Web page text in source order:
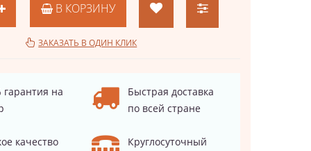
В КОРЗИНУ
ЗАКАЗАТЬ В ОДИН КЛИК
гарантия на
Быстрая доставка
по всей стране
качество
Круглосуточный